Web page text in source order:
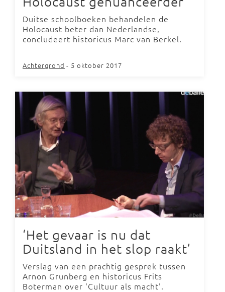
Duitse schoolboeken behandelen de
Holocaust beter dan Nederlandse,
concludeert historicus Marc van Berkel.
Achtergrond - 5 oktober 2017
‘Het gevaar is nu dat
Duitsland in het slop raakt’
Verslag van een prachtig gesprek tussen
Arnon Grunberg en historicus Frits
Boterman over 'Cultuur als macht'.